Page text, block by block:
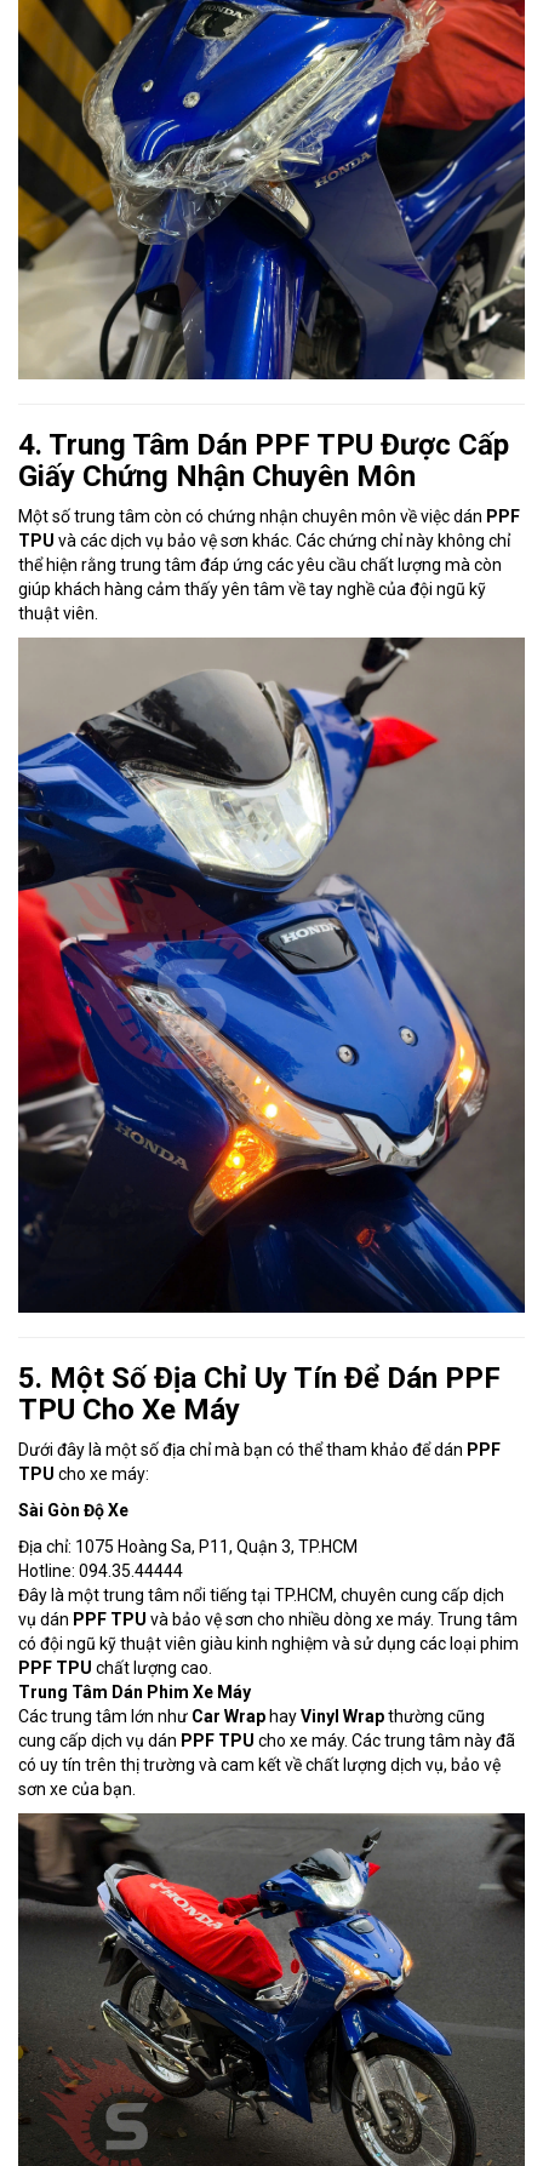
4. Trung Tâm Dán PPF TPU Được Cấp
Giấy Chứng Nhận Chuyên Môn
Một số trung tâm còn có chứng nhận chuyên môn về việc dán PPF
TPU và các dịch vụ bảo vệ sơn khác. Các chứng chỉ này không chỉ
thể hiện rằng trung tâm đáp ứng các yêu cầu chất lượng mà còn
giúp khách hàng cảm thấy yên tâm về tay nghề của đội ngũ kỹ
thuật viên.
5. Một Số Địa Chỉ Uy Tín Để Dán PPF
TPU Cho Xe Máy
Dưới đây là một số địa chỉ mà bạn có thể tham khảo để dán PPF
TPU cho xe máy:
Sài Gòn Độ Xe
Địa chỉ: 1075 Hoàng Sa, P11, Quận 3, TP.HCM
Hotline: 094.35.44444
Đây là một trung tâm nổi tiếng tại TP.HCM, chuyên cung cấp dịch
vụ dán PPF TPU và bảo vệ sơn cho nhiều dòng xe máy. Trung tâm
có đội ngũ kỹ thuật viên giàu kinh nghiệm và sử dụng các loại phim
PPF TPU chất lượng cao.
Trung Tâm Dán Phim Xe Máy
Các trung tâm lớn như Car Wrap hayVinyl Wrapthường cũng
cung cấp dịch vụ dán PPF TPU cho xe máy. Các trung tâm này đã
có uy tín trên thị trường và cam kết về chất lượng dịch vụ, bảo vệ
sơn xe của bạn.